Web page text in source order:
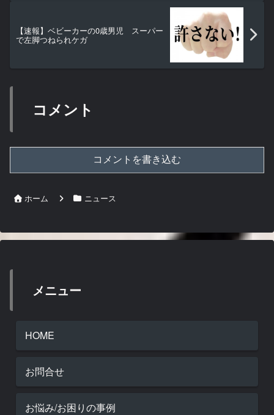
【速報】ベビーカーの0歳男児 スーパー
で左脚つねられケガ
コメント
コメントを書き込む
ホーム ニュース
メニュー
HOME
お問合せ
お悩み/お困りの事例